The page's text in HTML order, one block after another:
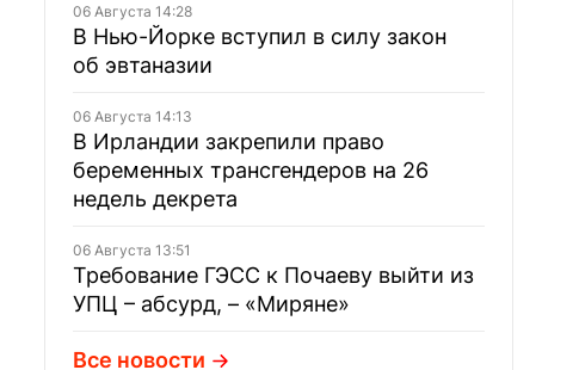
06 Августа 14:28
В Нью-Йорке вступил в силу закон
об эвтаназии
06 Августа 14:13
В Ирландии закрепили право
беременных трансгендеров на 26
недель декрета
06 Августа 13:51
Требование ГЭСС к Почаеву выйти из
УПЦ – абсурд, – «Миряне»
Все новости